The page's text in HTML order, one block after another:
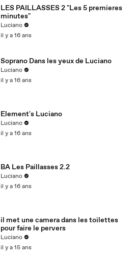
LES PAILLASSES 2 "Les 5 premieres
minutes"
Luciano
il y a 16 ans
Soprano Dans les yeux de Luciano
Luciano
il y a 16 ans
Element's Luciano
Luciano
il y a 16 ans
BA Les Paillasses 2.2
Luciano
il y a 16 ans
il met une camera dans les toilettes
pour faire le pervers
Luciano
il y a 15 ans